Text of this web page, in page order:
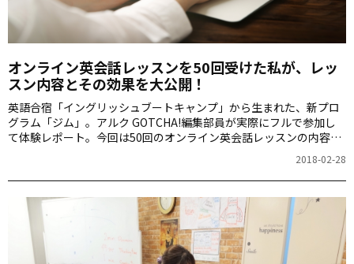
オンライン英会話レッスンを50回受けた私が、レッ
スン内容とその効果を大公開！
英語合宿「イングリッシュブートキャンプ」から生まれた、新プロ
グラム「ジム」。アルク GOTCHA!編集部員が実際にフルで参加し
て体験レポート。今回は50回のオンライン英会話レッスンの内容を
2018-02-28